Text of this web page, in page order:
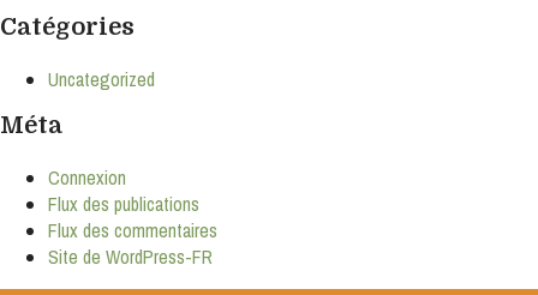
Catégories
Uncategorized
Méta
Connexion
Flux des publications
Flux des commentaires
Site de WordPress-FR